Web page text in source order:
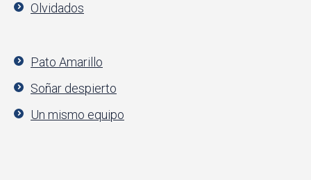
Olvidados
Pato Amarillo
Soñar despierto
Un mismo equipo